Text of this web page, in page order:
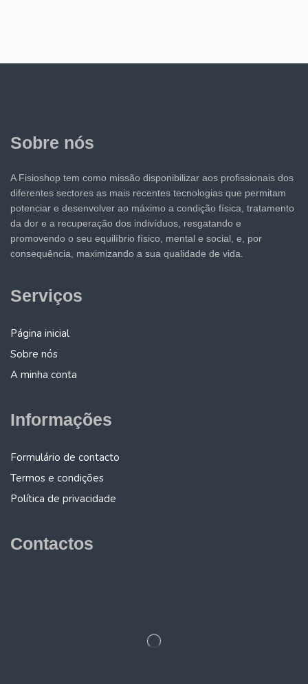
Sobre nós
A Fisioshop tem como missão disponibilizar aos profissionais dos
diferentes sectores as mais recentes tecnologias que permitam
potenciar e desenvolver ao máximo a condição física, tratamento
da dor e a recuperação dos indivíduos, resgatando e
promovendo o seu equilíbrio físico, mental e social, e, por
consequência, maximizando a sua qualidade de vida.
Serviços
Página inicial
Sobre nós
A minha conta
Informações
Formulário de contacto
Termos e condições
Política de privacidade
Contactos